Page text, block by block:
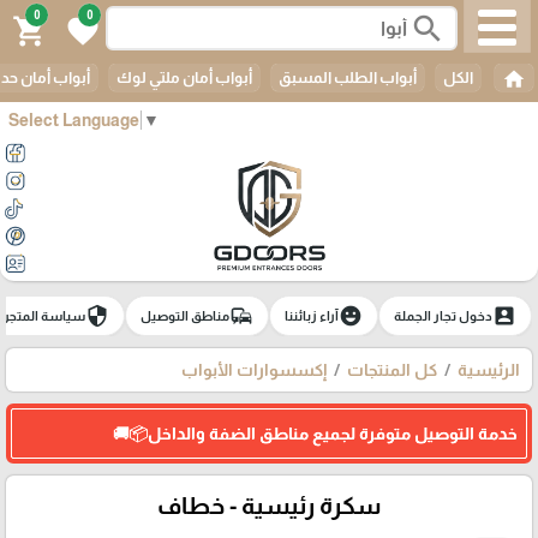
Select Language ▼
search
0
favorite
0
shopping_cart
home الكل أبواب الطلب المسبق أبواب أمان ملتي لوك أبواب أمان
account_boxدخول تجار الجملة emoji_emotionsآراء زبائننا commuteمناطق التوصيل securityسياسة المتجر
الرئيسية كل المنتجات إكسسوارات الأبواب
خدمة التوصيل متوفرة لجميع مناطق الضفة والداخل📦🚚
سكرة رئيسية - خطاف